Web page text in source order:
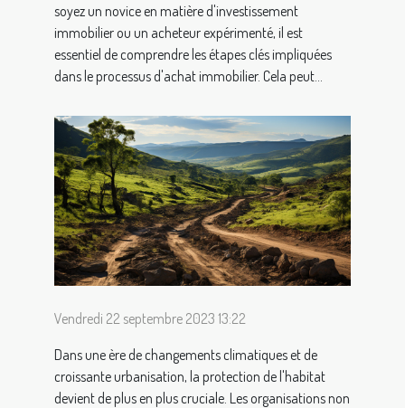
soyez un novice en matière d'investissement
immobilier ou un acheteur expérimenté, il est
essentiel de comprendre les étapes clés impliquées
dans le processus d'achat immobilier. Cela peut...
Vendredi 22 septembre 2023 13:22
Dans une ère de changements climatiques et de
croissante urbanisation, la protection de l'habitat
devient de plus en plus cruciale. Les organisations non